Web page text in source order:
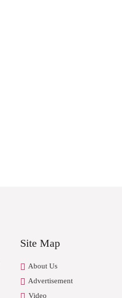
Site Map
About Us
Advertisement
Video